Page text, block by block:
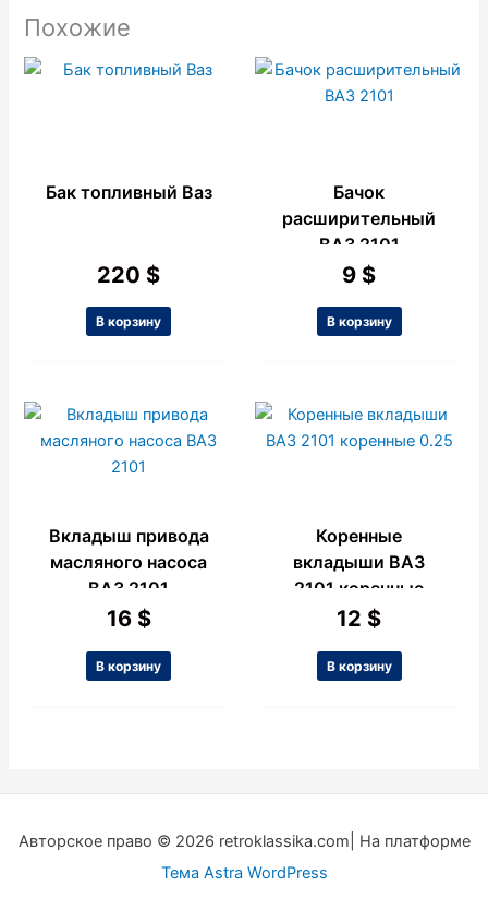
Похожие
Бак топливный Ваз
220 $
В корзину
Бачок
расширительный
ВАЗ 2101
9 $
В корзину
Вкладыш привода
масляного насоса
ВАЗ 2101
16 $
В корзину
Коренные
вкладыши ВАЗ
2101 коренные
0.25
12 $
В корзину
Авторское право © 2026 retroklassika.com| На платформе
Тема Astra WordPress